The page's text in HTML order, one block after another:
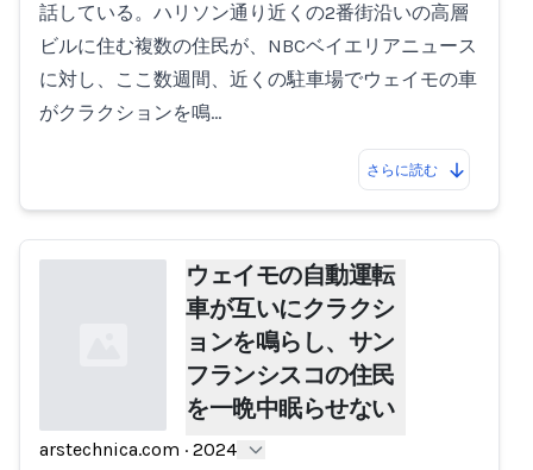
話している。ハリソン通り近くの2番街沿いの高層
ビルに住む複数の住民が、NBCベイエリアニュース
に対し、ここ数週間、近くの駐車場でウェイモの車
がクラクションを鳴…
さらに読む
ウェイモの自動運転
車が互いにクラクシ
ョンを鳴らし、サン
フランシスコの住民
を一晩中眠らせない
arstechnica.com · 2024